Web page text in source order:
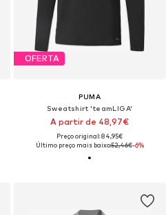
OFERTA
PUMA
Sweatshirt 'teamLIGA'
A partir de 48,97€
Preço original: 84,95€
Último preço mais baixo:52,46€-6%